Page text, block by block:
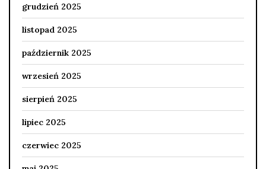
grudzień 2025
listopad 2025
październik 2025
wrzesień 2025
sierpień 2025
lipiec 2025
czerwiec 2025